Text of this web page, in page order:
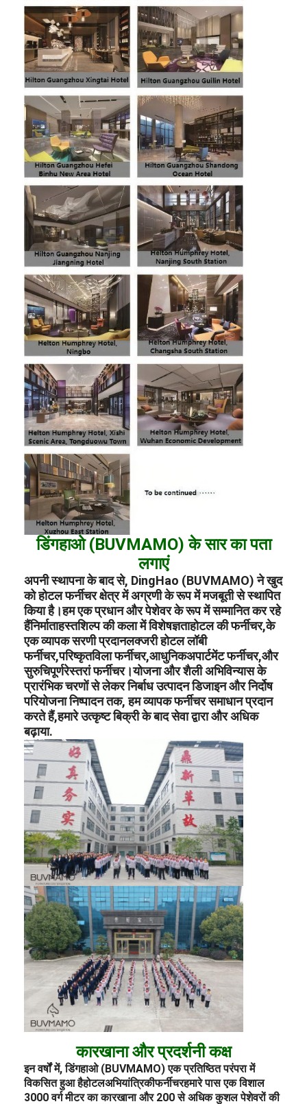
डिंगहाओ (BUVMAMO) के सार का पता
लगाएं
अपनी स्थापना के बाद से, DingHao (BUVMAMO) ने खुद
को होटल फर्नीचर क्षेत्र में अग्रणी के रूप में मजबूती से स्थापित
किया है।हम एक प्रधान और पेशेवर के रूप में सम्मानित कर रहे
हैंनिर्माताहस्तशिल्प की कला में विशेषज्ञताहोटल की फर्नीचर,के
एक व्यापक सरणी प्रदानलक्जरी होटल लॉबी
फर्नीचर,परिष्कृतविला फर्नीचर,आधुनिकअपार्टमेंट फर्नीचर,और
सुरुचिपूर्णरेस्तरां फर्नीचर।योजना और शैली अभिविन्यास के
प्रारंभिक चरणों से लेकर निर्बाध उत्पादन डिजाइन और निर्दोष
परियोजना निष्पादन तक, हम व्यापक फर्नीचर समाधान प्रदान
करते हैं,हमारे उत्कृष्ट बिक्री के बाद सेवा द्वारा और अधिक
बढ़ाया.
कारखाना और प्रदर्शनी कक्ष
इन वर्षों में, डिंगहाओ (BUVMAMO) एक प्रतिष्ठित परंपरा में
विकसित हुआ हैहोटलअभियांत्रिकीफर्नीचरहमारे पास एक विशाल
3000 वर्ग मीटर का कारखाना और 200 से अधिक कुशल पेशेवरों की